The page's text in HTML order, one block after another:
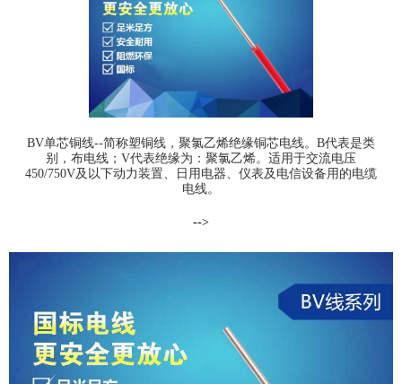
BV单芯铜线--简称塑铜线，聚氯乙烯绝缘铜芯电线。B代表是类
别，布电线；V代表绝缘为：聚氯乙烯。适用于交流电压
450/750V及以下动力装置、日用电器、仪表及电信设备用的电缆
电线。
-->